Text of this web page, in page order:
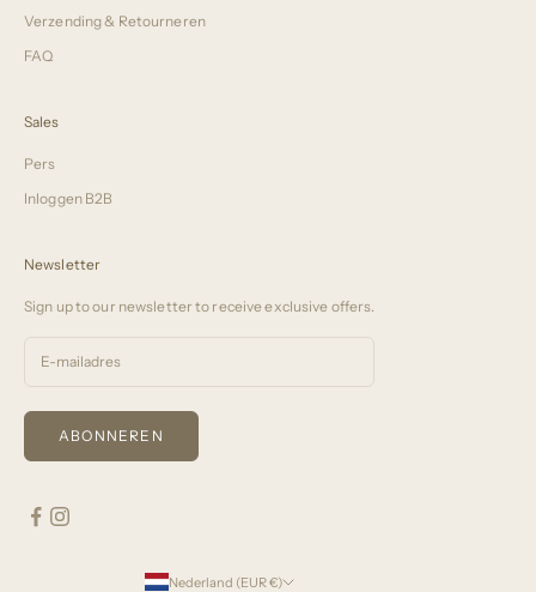
Verzending & Retourneren
FAQ
Sales
Pers
Inloggen B2B
Newsletter
Sign up to our newsletter to receive exclusive offers.
ABONNEREN
Nederland (EUR €)